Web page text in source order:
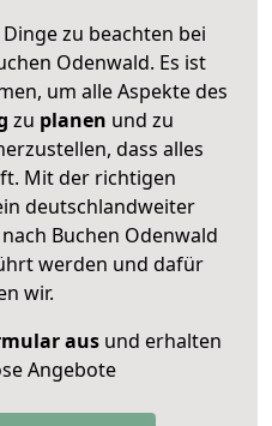
zu beachten bei
Odenwald. Es ist
um alle Aspekte des
zu planen und zu
dass alles
Mit der richtigen
deutschlandweiter
Buchen Odenwald
werden und dafür
wir.
ausund erhalten
Angebote